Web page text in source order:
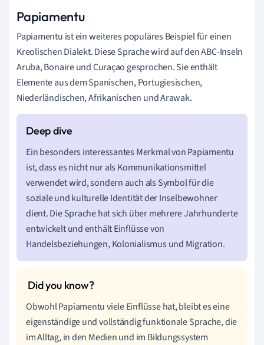
Papiamentu
Papiamentu ist ein weiteres populäres Beispiel für einen
Kreolischen Dialekt. Diese Sprache wird auf den ABC-Inseln
Aruba, Bonaire und Curaçao gesprochen. Sie enthält
Elemente aus dem Spanischen, Portugiesischen,
Niederländischen, Afrikanischen und Arawak.
Ein besonders interessantes Merkmal von Papiamentu
ist, dass es nicht nur als Kommunikationsmittel
verwendet wird, sondern auch als Symbol für die
soziale und kulturelle Identität der Inselbewohner
dient. Die Sprache hat sich über mehrere Jahrhunderte
entwickelt und enthält Einflüsse von
Handelsbeziehungen, Kolonialismus und Migration.
Obwohl Papiamentu viele Einflüsse hat, bleibt es eine
eigenständige und vollständig funktionale Sprache, die
im Alltag, in den Medien und im Bildungssystem